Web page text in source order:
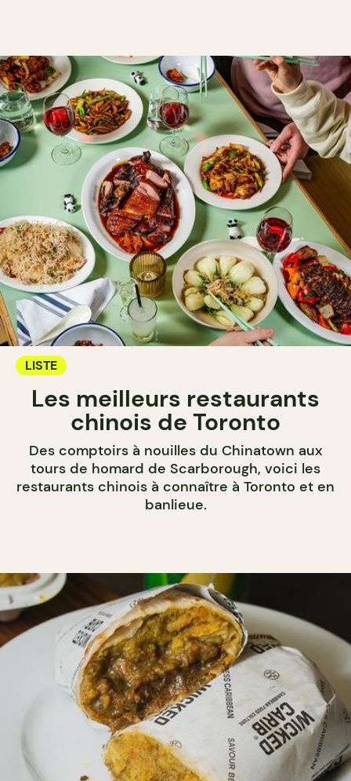
LISTE
Les meilleurs restaurants
chinois de Toronto
Des comptoirs à nouilles du Chinatown aux
tours de homard de Scarborough, voici les
restaurants chinois à connaître à Toronto et en
banlieue.